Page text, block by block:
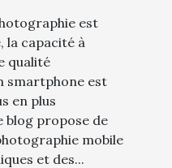
est
la capacité à
qualité
smartphone est
en plus
blog propose de
mobile
et des...